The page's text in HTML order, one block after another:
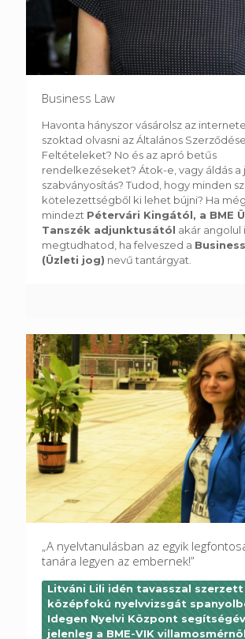
Business Law
Havonta hányszor vásárolsz az
szoktad olvasni az Általános
Feltételeket? No és az apró betűs
rendelkezéseket? Átok-e, vagy áldás a
szabványosítás? Tudod, hogy minden
kötelezettségből ki lehet bújni? Ha
mindezt Pétervári Kingától, a BME
Tanszék adjunktusától akár angolul
megtudhatod, ha felveszed a
(Üzleti jog) nevű tantárgyat.
„A nyelvtanulásban az egyik
tanára legyen az embernek!”
Litváni Lili idén tavasszal szerzett
középfokú nyelvvizsgát
Idegen Nyelvi Központ
jelenleg a BME-VIK